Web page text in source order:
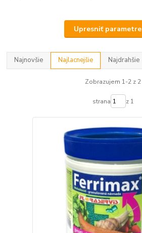
Upresniť parametre
Najnovšie Najlacnejšie Najdrahšie
Zobrazujem 1-2 z 2
strana z 1